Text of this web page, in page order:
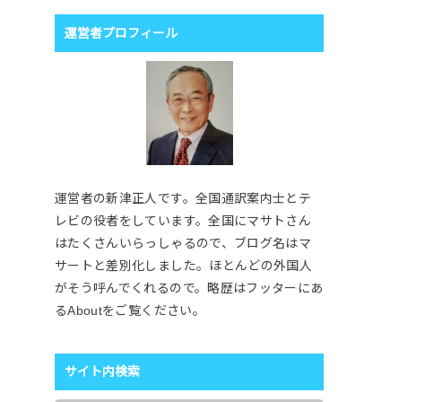
運営者プロフィール
運営者の新津正人です。全国通訳案内士とテ
レビの役者をしています。全国にマサトさん
はたくさんいらっしゃるので、ブログ名はマ
サートと差別化しました。ほとんどの外国人
がそう呼んでくれるので。略歴はフッターにあ
るAboutをご覧ください。
サイト内検索